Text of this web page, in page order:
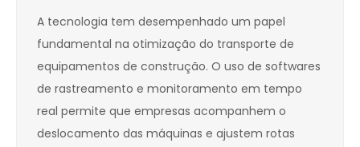
A tecnologia tem desempenhado um papel
fundamental na otimização do transporte de
equipamentos de construção. O uso de softwares
de rastreamento e monitoramento em tempo
real permite que empresas acompanhem o
deslocamento das máquinas e ajustem rotas